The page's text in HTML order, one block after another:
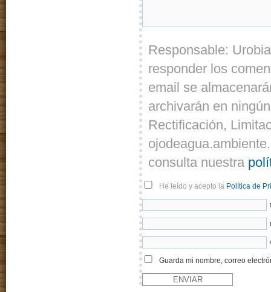
Responsable:
responder los
email se
archivarán en
Rectificación,
consulta nuestra
He leído y acepto la Política de
Guarda mi nombre, correo